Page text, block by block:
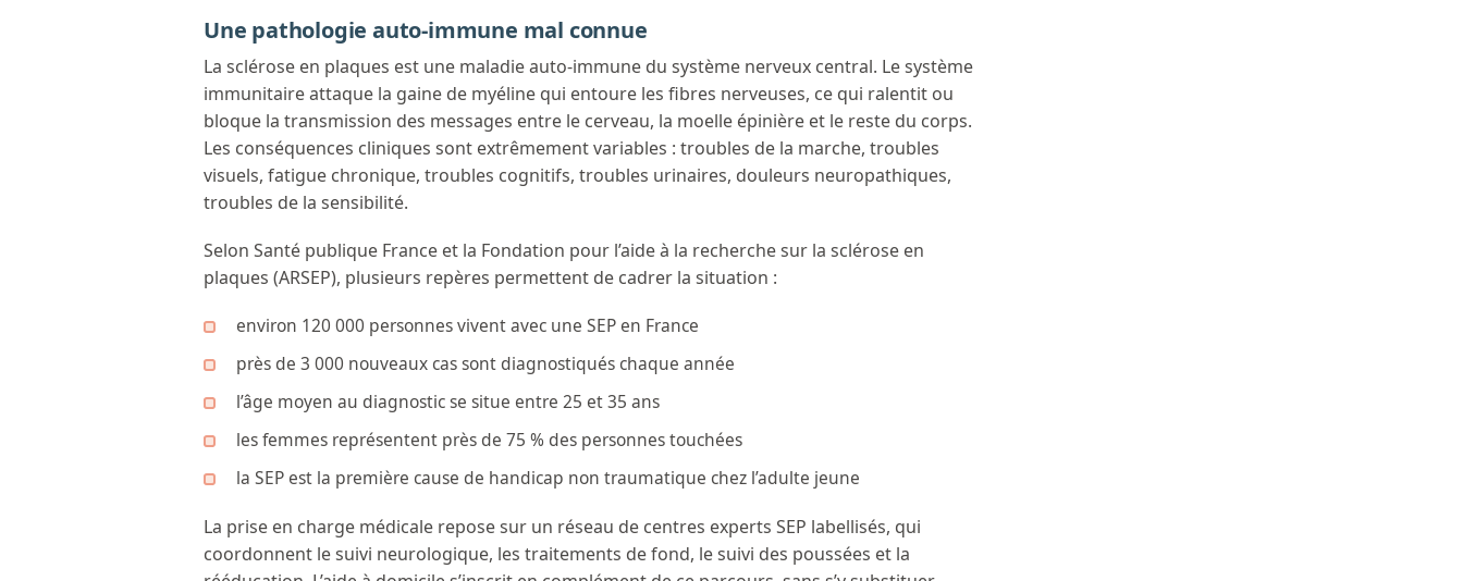
Une pathologie auto-immune mal connue
La sclérose en plaques est une maladie auto-immune du système nerveux central. Le système
immunitaire attaque la gaine de myéline qui entoure les fibres nerveuses, ce qui ralentit ou
bloque la transmission des messages entre le cerveau, la moelle épinière et le reste du corps.
Les conséquences cliniques sont extrêmement variables : troubles de la marche, troubles
visuels, fatigue chronique, troubles cognitifs, troubles urinaires, douleurs neuropathiques,
troubles de la sensibilité.
Selon Santé publique France et la Fondation pour l’aide à la recherche sur la sclérose en
plaques (ARSEP), plusieurs repères permettent de cadrer la situation :
environ 120 000 personnes vivent avec une SEP en France
près de 3 000 nouveaux cas sont diagnostiqués chaque année
l’âge moyen au diagnostic se situe entre 25 et 35 ans
les femmes représentent près de 75 % des personnes touchées
la SEP est la première cause de handicap non traumatique chez l’adulte jeune
La prise en charge médicale repose sur un réseau de centres experts SEP labellisés, qui
coordonnent le suivi neurologique, les traitements de fond, le suivi des poussées et la